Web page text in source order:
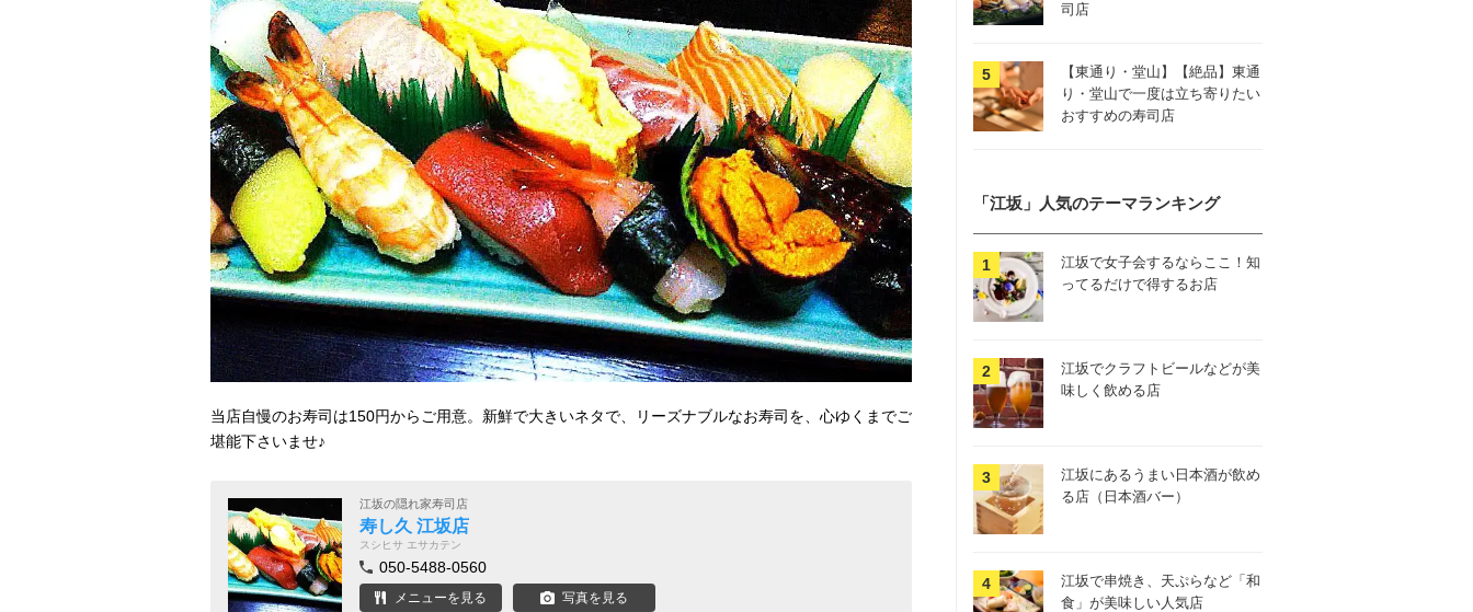
当店自慢のお寿司は150円からご用意。新鮮で大きいネタで、リーズナブルなお寿司を、心ゆくまでご
堪能下さいませ♪
江坂の隠れ家寿司店
寿し久 江坂店
スシヒサ エサカテン
050-5488-0560
メニューを見る 写真を見る
司店
【東通り・堂山】【絶品】東通
り・堂山で一度は立ち寄りたい
おすすめの寿司店
「江坂」人気のテーマランキング
江坂で女子会するならここ！知
ってるだけで得するお店
江坂でクラフトビールなどが美
味しく飲める店
江坂にあるうまい日本酒が飲め
る店（日本酒バー）
江坂で串焼き、天ぷらなど「和
食」が美味しい人気店